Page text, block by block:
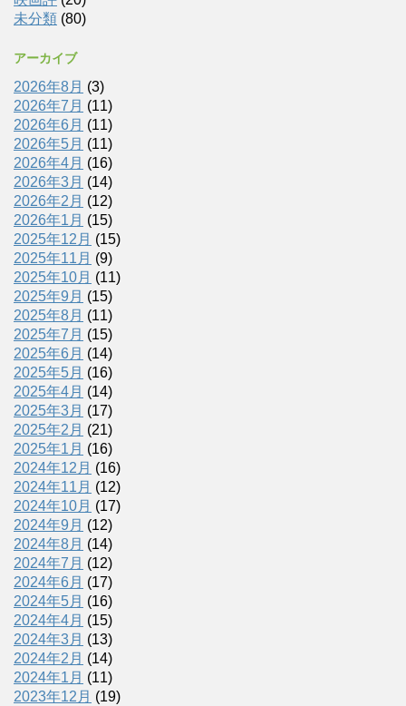
未分類 (80)
アーカイブ
2026年8月 (3)
2026年7月 (11)
2026年6月 (11)
2026年5月 (11)
2026年4月 (16)
2026年3月 (14)
2026年2月 (12)
2026年1月 (15)
2025年12月 (15)
2025年11月 (9)
2025年10月 (11)
2025年9月 (15)
2025年8月 (11)
2025年7月 (15)
2025年6月 (14)
2025年5月 (16)
2025年4月 (14)
2025年3月 (17)
2025年2月 (21)
2025年1月 (16)
2024年12月 (16)
2024年11月 (12)
2024年10月 (17)
2024年9月 (12)
2024年8月 (14)
2024年7月 (12)
2024年6月 (17)
2024年5月 (16)
2024年4月 (15)
2024年3月 (13)
2024年2月 (14)
2024年1月 (11)
2023年12月 (19)